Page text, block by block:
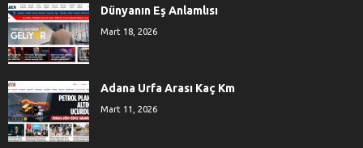
Dünyanın Eş Anlamlısı
Mart 18, 2026
Adana Urfa Arası Kaç Km
Mart 11, 2026